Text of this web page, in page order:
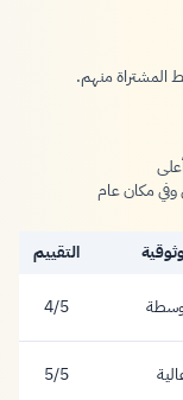
المشتراة منهم.
مكان عام
التقييم
4/5
5/5